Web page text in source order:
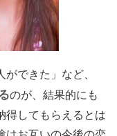
ができた」など、
のが、結果的にも
得してもらえるとは